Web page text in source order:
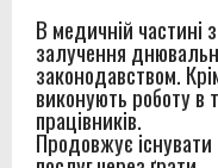
В медичній частині
залучення
законодавством.
виконують роботу в
працівників.
Продовжує